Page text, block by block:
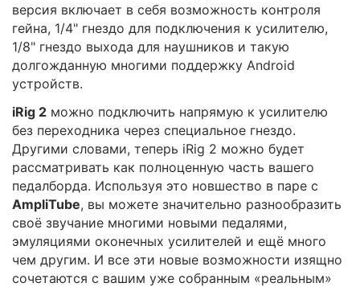
версия включает в себя возможность контроля
гейна, 1/4" гнездо для подключения к усилителю,
1/8" гнездо выхода для наушников и такую
долгожданную многими поддержку Android
устройств.
iRig 2 можно подключить напрямую к усилителю
без переходника через специальное гнездо.
Другими словами, теперь iRig 2 можно будет
рассматривать как полноценную часть вашего
педалборда. Используя это новшество в паре с
AmpliTube, вы можете значительно разнообразить
своё звучание многими новыми педалями,
эмуляциями оконечных усилителей и ещё много
чем другим. И все эти новые возможности изящно
сочетаются с вашим уже собранным «реальным»